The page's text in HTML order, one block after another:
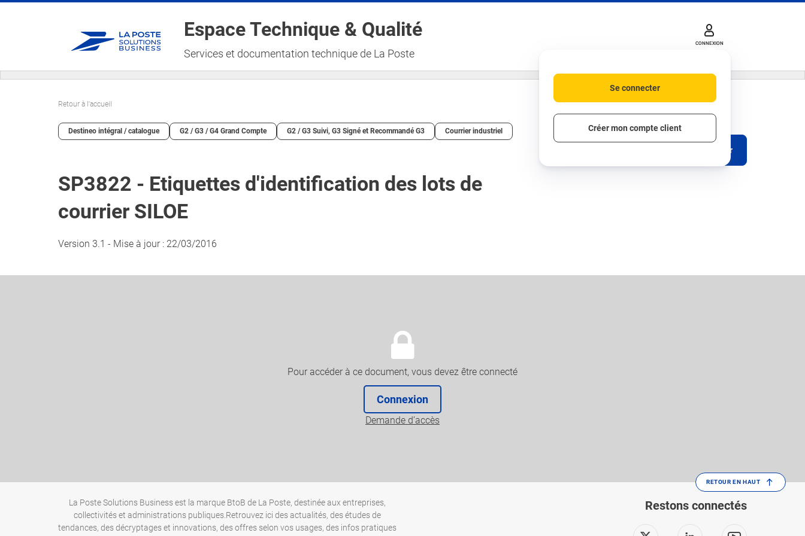
Aller au contenu principal
Espace Technique & Qualité
Services et documentation technique de La Poste
CONNEXION
Se connecter
Créer mon compte client
Retour à l'accueil
Destineo intégral / catalogue G2 / G3 / G4 Grand Compte G2 / G3 Suivi, G3 Signé et Recommandé G3 Courrier industriel
SP3822 - Etiquettes d'identification des lots de
courrier SILOE
Version 3.1 - Mise à jour : 22/03/2016
Télécharger
Pour accéder à ce document, vous devez être connecté
Connexion
Demande d’accès
RETOUR EN HAUT
La Poste Solutions Business est la marque BtoB de La Poste, destinée aux entreprises,
collectivités et administrations publiques.Retrouvez ici des actualités, des études de
tendances, des décryptages et innovations, des offres selon vos usages, des infos pratiques
Restons connectés